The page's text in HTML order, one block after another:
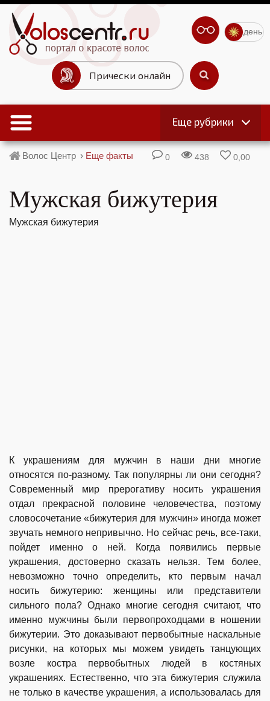
Прически онлайн
день
Еще рубрики
Волос Центр › Еще факты 0 438 0,00
Мужская бижутерия
Мужская бижутерия
К украшениям для мужчин в наши дни многие
относятся по-разному. Так популярны ли они сегодня?
Современный мир прерогативу носить украшения
отдал прекрасной половине человечества, поэтому
словосочетание «бижутерия для мужчин» иногда может
звучать немного непривычно. Но сейчас речь, все-таки,
пойдет именно о ней. Когда появились первые
украшения, достоверно сказать нельзя. Тем более,
невозможно точно определить, кто первым начал
носить бижутерию: женщины или представители
сильного пола? Однако многие сегодня считают, что
именно мужчины были первопроходцами в ношении
бижутерии. Это доказывают первобытные наскальные
рисунки, на которых мы можем увидеть танцующих
возле костра первобытных людей в костяных
украшениях. Естественно, что эта бижутерия служила
не только в качестве украшения, а использовалась для